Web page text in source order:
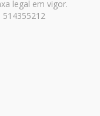
legal em vigor.